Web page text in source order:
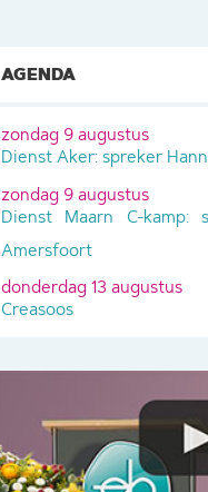
AGENDA
zondag 9 augustus
Dienst Aker: spreker
zondag 9 augustus
Dienst Maarn C-kamp:
Amersfoort
donderdag 13 augustus
Creasoos